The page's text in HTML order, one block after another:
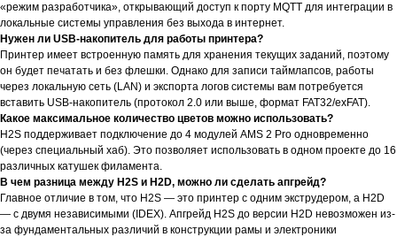
«режим разработчика», открывающий доступ к порту MQTT для интеграции в
локальные системы управления без выхода в интернет.
Нужен ли USB-накопитель для работы принтера?
Принтер имеет встроенную память для хранения текущих заданий, поэтому
он будет печатать и без флешки. Однако для записи таймлапсов, работы
через локальную сеть (LAN) и экспорта логов системы вам потребуется
вставить USB-накопитель (протокол 2.0 или выше, формат FAT32/exFAT).
Какое максимальное количество цветов можно использовать?
H2S поддерживает подключение до 4 модулей AMS 2 Pro одновременно
(через специальный хаб). Это позволяет использовать в одном проекте до 16
различных катушек филамента.
В чем разница между H2S и H2D, можно ли сделать апгрейд?
Главное отличие в том, что H2S — это принтер с одним экструдером, а H2D
— с двумя независимыми (IDEX). Апгрейд H2S до версии H2D невозможен из-
за фундаментальных различий в конструкции рамы и электроники